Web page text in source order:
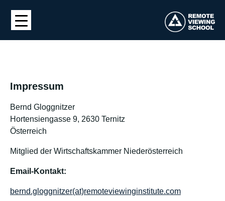
Impressum
Bernd Gloggnitzer
Hortensiengasse 9, 2630 Ternitz
Österreich
Mitglied der Wirtschaftskammer Niederösterreich
Email-Kontakt:
bernd.gloggnitzer(at)remoteviewinginstitute.com